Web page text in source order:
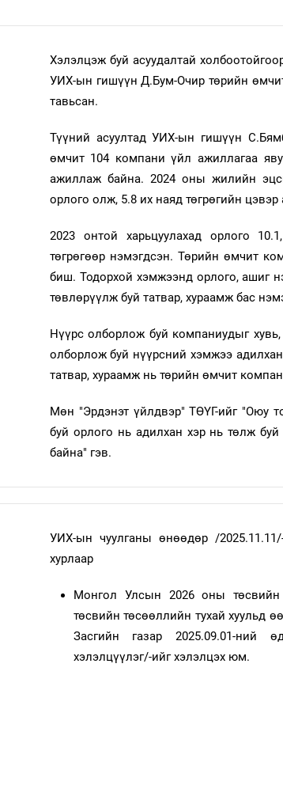
Хэлэлцэж буй асуудалтай
УИХ-ын гишүүн Д.Бум-Очир төрийн
тавьсан.
Түүний асуултад УИХ-ын гишүүн
өмчит 104 компани үйл ажиллагаа
ажиллаж байна. 2024 оны жилийн
орлого олж, 5.8 их наяд төгрөгийн
2023 онтой харьцуулахад орлого
төгрөгөөр нэмэгдсэн. Төрийн өмчит
биш. Тодорхой хэмжээнд орлого, ашиг
төвлөрүүлж буй татвар, хураамж бас
Нүүрс олборлож буй компаниудыг
олборлож буй нүүрсний хэмжээ
татвар, хураамж нь төрийн өмчит
Мөн "Эрдэнэт үйлдвэр" ТӨҮГ-ийг "Оюу
буй орлого нь адилхан хэр нь төлж
байна" гэв.
УИХ-ын чуулганы өнөөдөр /
хурлаар
Монгол Улсын 2026 оны төсвийн
төсвийн төсөөллийн тухай хуульд
Засгийн газар 2025.09.01-ний
хэлэлцүүлэг/-ийг хэлэлцэх юм.